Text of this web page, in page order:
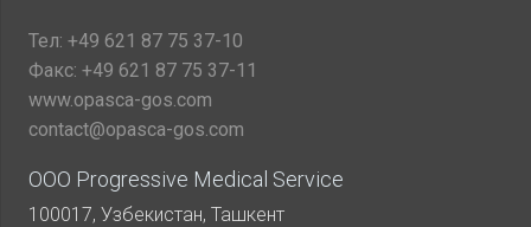
Тел: +49 621 87 75 37-10
Факс: +49 621 87 75 37-11
www.opasca-gos.com
contact@opasca-gos.com
ООО Progressive Medical Service
100017, Узбекистан, Ташкент